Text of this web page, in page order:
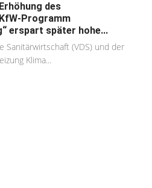
des
Programm
erspart später hohe...
Sanitärwirtschaft (VDS) und der
Klima...